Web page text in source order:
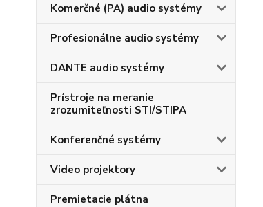
Komerčné (PA) audio systémy
Profesionálne audio systémy
DANTE audio systémy
Prístroje na meranie
zrozumiteľnosti STI/STIPA
Konferenčné systémy
Video projektory
Premietacie plátna